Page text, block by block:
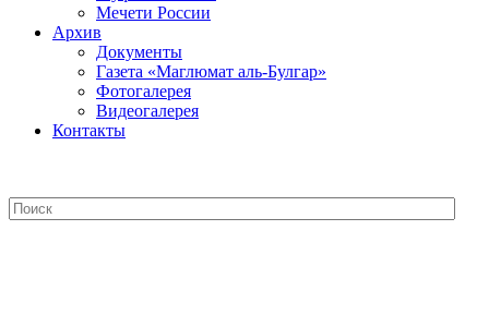
Мечети России
Архив
Документы
Газета «Маглюмат аль-Булгар»
Фотогалерея
Видеогалерея
Контакты